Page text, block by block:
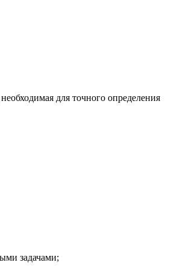
для точного определения
задачами;